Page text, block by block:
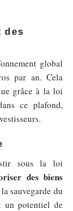
des
global
par an. Cela
grâce à la loi
ce plafond,
sous la loi
des biens
sauvegarde du
un potentiel de